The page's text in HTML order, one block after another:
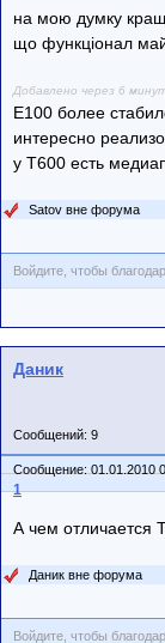
на мою думку
що функціонал
Добавлено через 6
Е100 более
интересно
у Т600 есть
Satov вне форума
Войдите, чтобы
Даник
Сообщений: 9
Сообщение: 01.01.2010
1
А чем отличается
Даник вне форума
Войдите, чтобы